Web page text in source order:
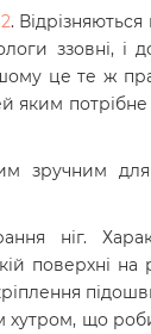
.
ззовні, і
це те ж
яким
зручним
ніг.
поверхні на
хутром, що